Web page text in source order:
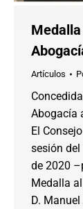
Artículos
Abogacía
El
sesión
de 2020
Medalla
D.